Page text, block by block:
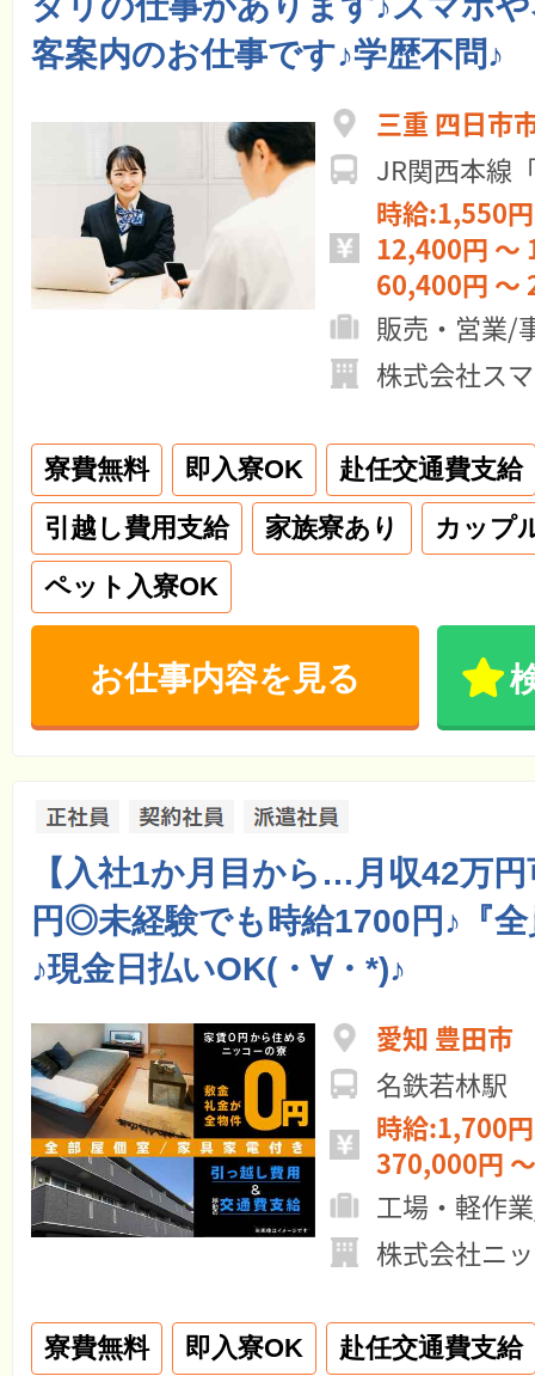
客案内のお仕事です♪学歴不問♪
三重 四日市
JR関西本線
時給:1,550
12,400円 ～
60,400円 ～
販売・営業/
株式会社ス
寮費無料 即入寮OK
赴任交通費支給
引越し費用支給
家族寮あり
カップ
ペット入寮OK
お仕事内容を見る
【入社1か月目から…月収42万
円◎未経験でも時給1700円♪『
♪現金日払いOK(・∀・*)♪
愛知 豊田市
名鉄若林駅
時給:1,700
370,000円
工場・軽作
株式会社ニ
寮費無料 即入寮OK
赴任交通費支給